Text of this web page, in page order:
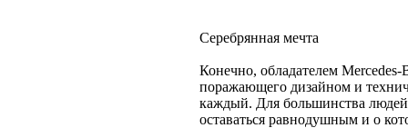
Серебрянная мечта
Конечно, обладателем
поражающего дизайном и
каждый. Для большинства людей
оставаться равнодушным и о